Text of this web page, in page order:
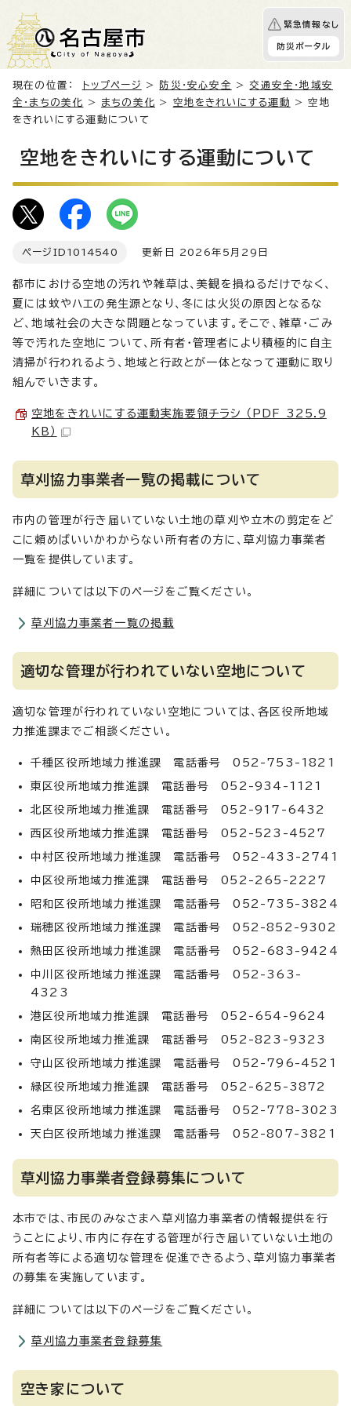
緊急情報なし
防災ポータル
現在の位置： トップページ > 防災・安心安全 >交通安全・地域安
全・まちの美化
> まちの美化 > 空地をきれいにする運動
> 空地
をきれいにする運動について
空地をきれいにする運動について
ページID 1014540 更新日 2026年5月29日
都市における空地の汚れや雑草は、美観を損ねるだけでなく、
夏には蚊やハエの発生源となり、冬には火災の原因となるな
ど、地域社会の大きな問題となっています。そこで、雑草・ごみ
等で汚れた空地について、所有者・管理者により積極的に自主
清掃が行われるよう、地域と行政とが一体となって運動に取り
組んでいきます。
空地をきれいにする運動実施要領チラシ （PDF 325.9
KB）
草刈協力事業者一覧の掲載について
市内の管理が行き届いていない土地の草刈や立木の剪定をど
こに頼めばいいかわからない所有者の方に、草刈協力事業者
一覧を提供しています。
詳細については以下のページをご覧ください。
草刈協力事業者一覧の掲載
適切な管理が行われていない空地について
適切な管理が行われていない空地については、各区役所地域
力推進課までご相談ください。
千種区役所地域力推進課 電話番号 052-753-1821
東区役所地域力推進課 電話番号 052-934-1121
北区役所地域力推進課 電話番号 052-917-6432
西区役所地域力推進課 電話番号 052-523-4527
中村区役所地域力推進課 電話番号 052-433-2741
中区役所地域力推進課 電話番号 052-265-2227
昭和区役所地域力推進課 電話番号 052-735-3824
瑞穂区役所地域力推進課 電話番号 052-852-9302
熱田区役所地域力推進課 電話番号 052-683-9424
中川区役所地域力推進課 電話番号 052-363-
4323
港区役所地域力推進課 電話番号 052-654-9624
南区役所地域力推進課 電話番号 052-823-9323
守山区役所地域力推進課 電話番号 052-796-4521
緑区役所地域力推進課 電話番号 052-625-3872
名東区役所地域力推進課 電話番号 052-778-3023
天白区役所地域力推進課 電話番号 052-807-3821
草刈協力事業者登録募集について
本市では、市民のみなさまへ草刈協力事業者の情報提供を行
うことにより、市内に存在する管理が行き届いていない土地の
所有者等による適切な管理を促進できるよう、草刈協力事業者
の募集を実施しています。
詳細については以下のページをご覧ください。
草刈協力事業者登録募集
空き家について